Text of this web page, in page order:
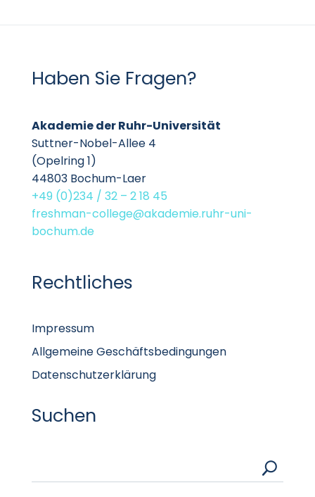
Haben Sie Fragen?
Akademie der Ruhr-Universität
Suttner-Nobel-Allee 4
(Opelring 1)
44803 Bochum-Laer
+49 (0)234 / 32 – 2 18 45
freshman-college@akademie.ruhr-uni-
bochum.de
Rechtliches
Impressum
Allgemeine Geschäftsbedingungen
Datenschutzerklärung
Suchen
U